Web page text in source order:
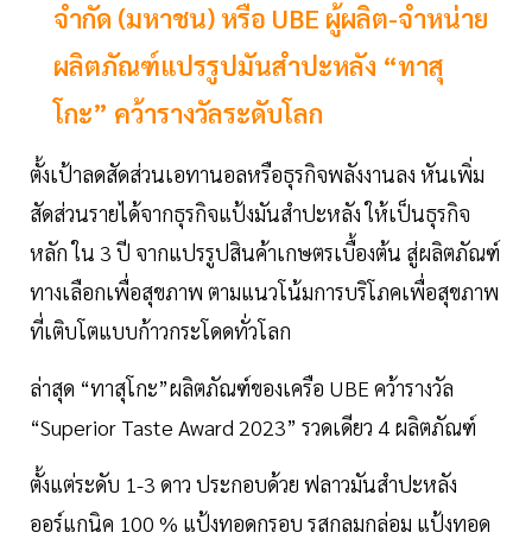
จำกัด (มหาชน) หรือ UBE ผู้ผลิต-จำหน่าย
ผลิตภัณฑ์แปรรูปมันสำปะหลัง “ทาสุ
โกะ” คว้ารางวัลระดับโลก
ตั้งเป้าลดสัดส่วนเอทานอลหรือธุรกิจพลังงานลง หันเพิ่ม
สัดส่วนรายได้จากธุรกิจแป้งมันสำปะหลัง ให้เป็นธุรกิจ
หลัก ใน 3 ปี จากแปรรูปสินค้าเกษตรเบื้องต้น สู่ผลิตภัณฑ์
ทางเลือกเพื่อสุขภาพ ตามแนวโน้มการบริโภคเพื่อสุขภาพ
ที่เติบโตแบบก้าวกระโดดทั่วโลก
ล่าสุด “ทาสุโกะ”ผลิตภัณฑ์ของเครือ UBE คว้ารางวัล
“Superior Taste Award 2023” รวดเดียว 4 ผลิตภัณฑ์
ตั้งแต่ระดับ 1-3 ดาว ประกอบด้วย ฟลาวมันสำปะหลัง
ออร์แกนิค 100 % แป้งทอดกรอบ รสกลมกล่อม แป้งทอด